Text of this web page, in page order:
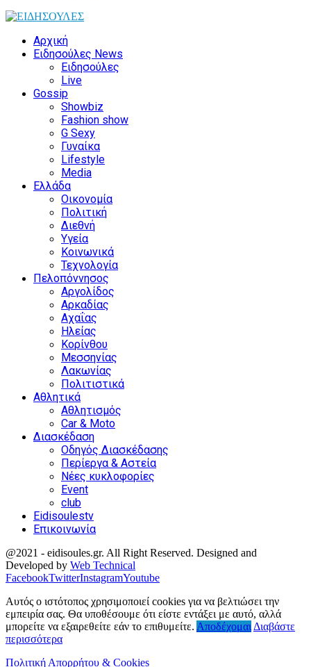
Αρχική
Ειδησούλες News
Ειδησούλες
Live
Gossip
Showbiz
Fashion show
G Sexy
Γυναίκα
Lifestyle
Media
Ελλάδα
Οικονομία
Πολιτική
Διεθνή
Υγεία
Κοινωνικά
Τεχνολογία
Πελοπόννησος
Αργολίδος
Αρκαδίας
Αχαΐας
Ηλείας
Κορίνθου
Μεσσηνίας
Λακωνίας
Πολιτιστικά
Αθλητικά
Αθλητισμός
Car & Moto
Διασκέδαση
Οδηγός Διασκέδασης
Περίεργα & Αστεία
Νέες κυκλοφορίες
Event
club
Eidisoulestv
Επικοινωνία
@2021 - eidisoules.gr. All Right Reserved. Designed and
Developed by Web Technical
FacebookTwitterInstagramYoutube
Αυτός ο ιστότοπος χρησιμοποιεί cookies για να βελτιώσει την
εμπειρία σας. Θα υποθέσουμε ότι είστε εντάξει με αυτό, αλλά
μπορείτε να εξαιρεθείτε εάν το επιθυμείτε. Αποδέχομαι Διαβάστε
περισσότερα
Πολιτική Απορρήτου & Cookies